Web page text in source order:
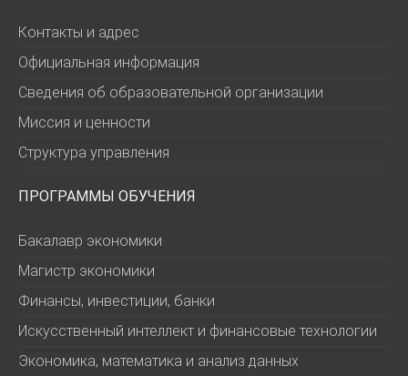
Контакты и адрес
Официальная информация
Сведения об образовательной организации
Миссия и ценности
Структура управления
ПРОГРАММЫ ОБУЧЕНИЯ
Бакалавр экономики
Магистр экономики
Финансы, инвестиции, банки
Искусственный интеллект и финансовые технологии
Экономика, математика и анализ данных